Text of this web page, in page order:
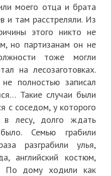
моего отца и брата
и там расстреляли. Из
этого никто не
но партизанам он не
тоже могли
на лесозаготовках.
полностью записал
Такие случаи были
с соседом, у которого
в лесу, долго ждать
Семью грабили
разграбили улья,
английский костюм,
По дому ходили как